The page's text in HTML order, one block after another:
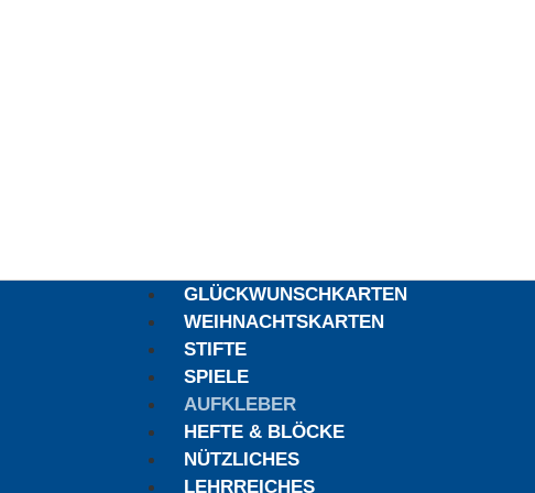
GLÜCKWUNSCHKARTEN
WEIHNACHTSKARTEN
STIFTE
SPIELE
AUFKLEBER
HEFTE & BLÖCKE
NÜTZLICHES
LEHRREICHES